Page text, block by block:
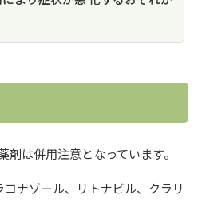
は併用注意となっています。
コナゾール、リトナビル、クラリ